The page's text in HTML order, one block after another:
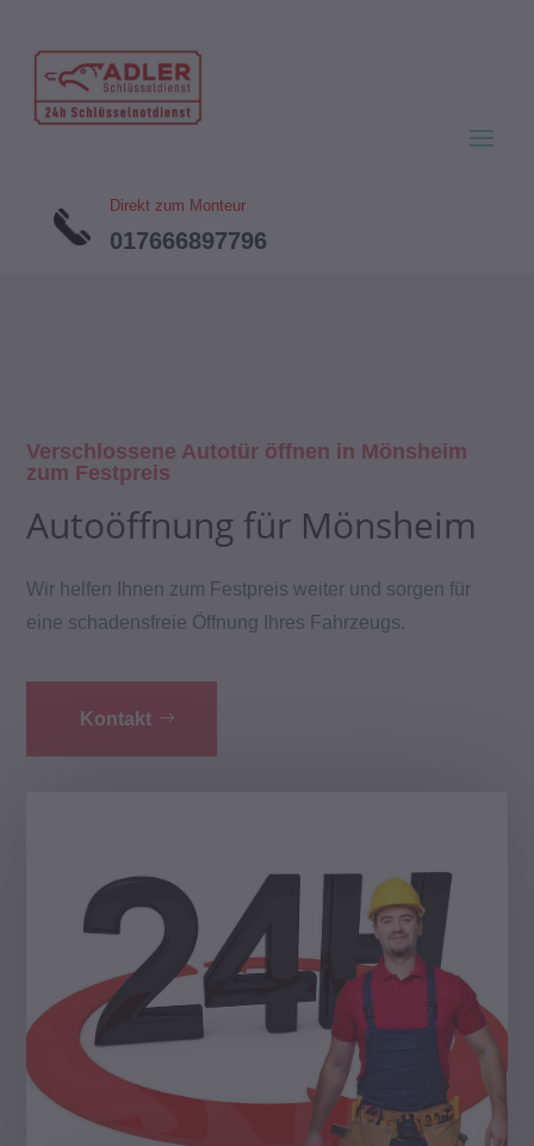
Direkt zum Monteur
017666897796
Verschlossene Autotür öffnen in Mönsheim
zum Festpreis
Autoöffnung für Mönsheim
Wir helfen Ihnen zum Festpreis weiter und sorgen für
eine schadensfreie Öffnung Ihres Fahrzeugs.
Kontakt